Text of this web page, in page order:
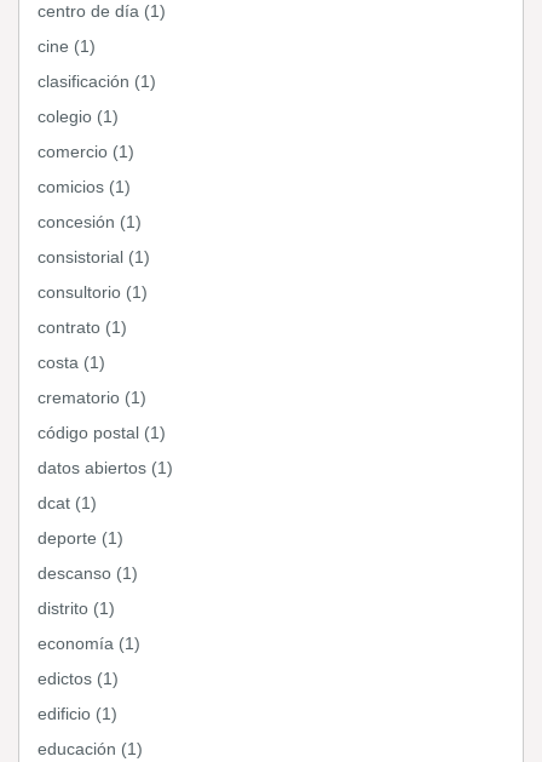
centro de día (1)
cine (1)
clasificación (1)
colegio (1)
comercio (1)
comicios (1)
concesión (1)
consistorial (1)
consultorio (1)
contrato (1)
costa (1)
crematorio (1)
código postal (1)
datos abiertos (1)
dcat (1)
deporte (1)
descanso (1)
distrito (1)
economía (1)
edictos (1)
edificio (1)
educación (1)